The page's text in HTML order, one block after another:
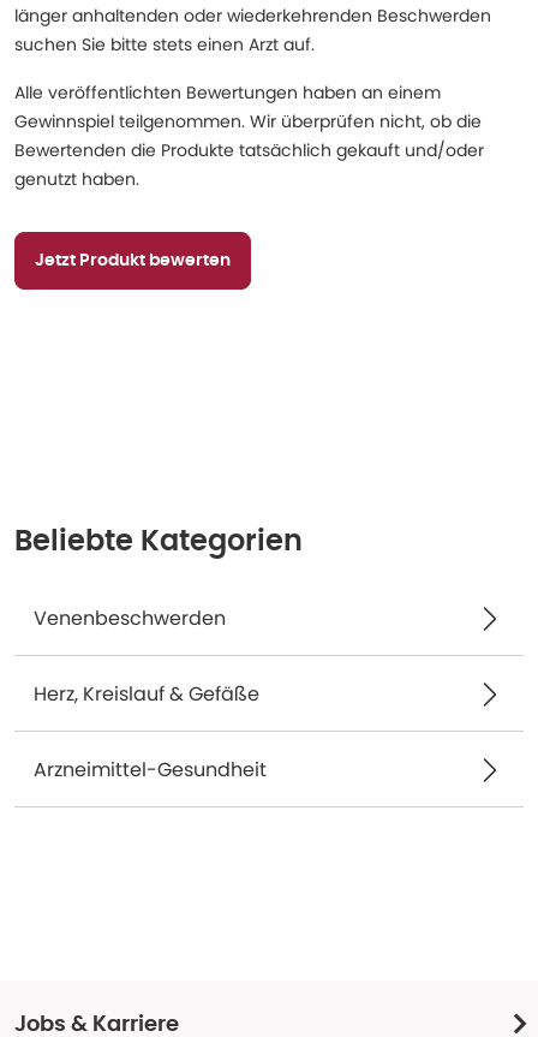
länger anhaltenden oder wiederkehrenden Beschwerden
suchen Sie bitte stets einen Arzt auf.
Alle veröffentlichten Bewertungen haben an einem
Gewinnspiel teilgenommen. Wir überprüfen nicht, ob die
Bewertenden die Produkte tatsächlich gekauft und/oder
genutzt haben.
Jetzt Produkt bewerten
Beliebte Kategorien
Venenbeschwerden
Herz, Kreislauf & Gefäße
Arzneimittel-Gesundheit
Jobs & Karriere